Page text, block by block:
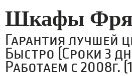
Шкафы
Гарантия лучшей
Быстро (Сроки 3
Работаем с 2008г.